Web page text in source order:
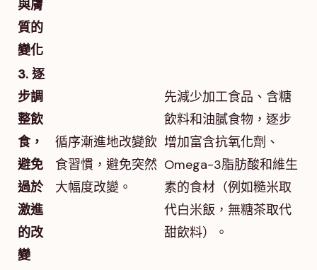
與膚
質的
變化
3. 逐
步調
整飲
食，
避免
過於
激進
的改
變
循序漸進地改變飲
食習慣，避免突然
大幅度改變。
先減少加工食品、含糖
飲料和油膩食物，逐步
增加富含抗氧化劑、
Omega-3脂肪酸和維生
素的食材（例如糙米取
代白米飯，無糖茶取代
甜飲料）。